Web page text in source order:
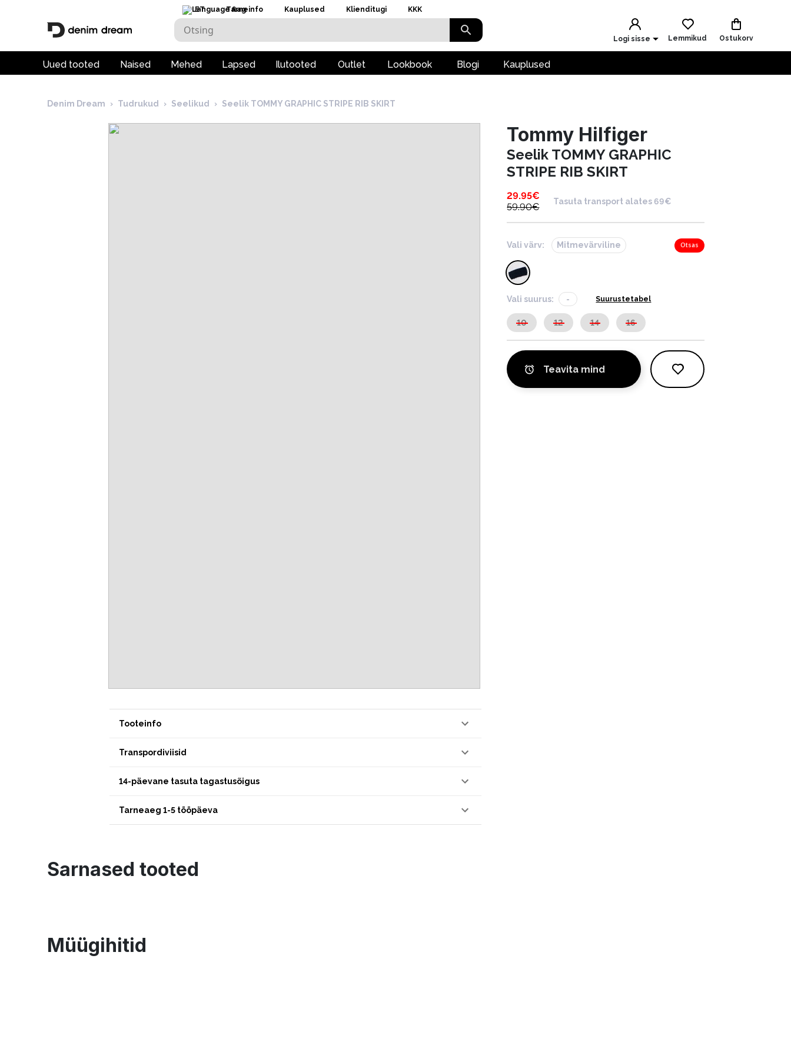
ET Tarneinfo Kauplused Klienditugi KKK
Logi sisse Lemmikud Ostukorv
Uued tooted Naised Mehed Lapsed Ilutooted Outlet Lookbook Blogi Kauplused
Denim Dream › Tudrukud › Seelikud › Seelik TOMMY GRAPHIC STRIPE RIB SKIRT
Tooteinfo
Transpordiviisid
14-päevane tasuta tagastusõigus
Tarneaeg 1-5 tööpäeva
Tommy Hilfiger
Seelik TOMMY GRAPHIC
STRIPE RIB SKIRT
29.95€
59.90€
Tasuta transport alates 69€
Vali värv: Mitmevärviline Otsas
Vali suurus: - Suurustetabel
10 12 14 16
Teavita mind
Sarnased tooted
Müügihitid